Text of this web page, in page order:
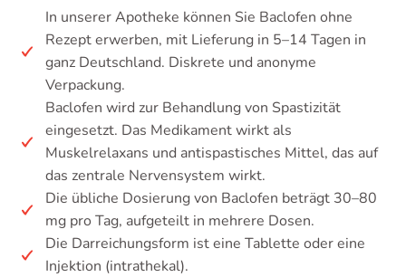
In unserer Apotheke können Sie Baclofen ohne
Rezept erwerben, mit Lieferung in 5–14 Tagen in
ganz Deutschland. Diskrete und anonyme
Verpackung.
Baclofen wird zur Behandlung von Spastizität
eingesetzt. Das Medikament wirkt als
Muskelrelaxans und antispastisches Mittel, das auf
das zentrale Nervensystem wirkt.
Die übliche Dosierung von Baclofen beträgt 30–80
mg pro Tag, aufgeteilt in mehrere Dosen.
Die Darreichungsform ist eine Tablette oder eine
Injektion (intrathekal).